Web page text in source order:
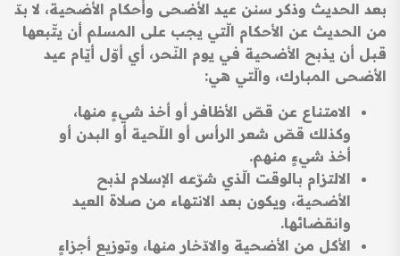
بعد الحديث وذكر سنن عيد الأضحى وأحكام الأضحية، لا بدّ
من الحديث عن الأحكام الّتي يجب على المسلم أن يتّبعها
قبل أن يذبح الأضحية في يوم النّحر، أي أوّل أيّام عيد
الأضحى المبارك، والّتي هي:
الامتناع عن قصّ الأظافر أو أخذ شيءٍ منها،
وكذلك قصّ شعر الرأس أو اللّحية أو البدن أو
أخذ شيءٍ منهم.
الالتزام بالوقت الّذي شرّعه الإسلام لذبح
الأضحية، ويكون بعد الانتهاء من صلاة العيد
وانقضائها.
الأكل من الأضحية والادّخار منها، وتوزيع أجزاءٍ